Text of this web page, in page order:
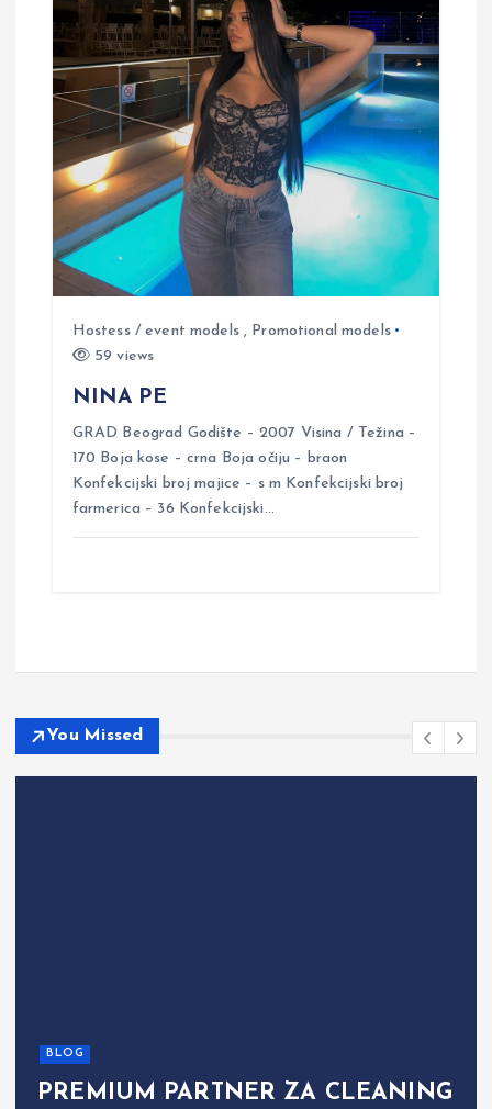
Hostess / event models, Promotional models
59 views
NINA PE
GRAD Beograd Godište – 2007 Visina / Težina –
170 Boja kose – crna Boja očiju – braon
Konfekcijski broj majice – s m Konfekcijski broj
farmerica – 36 Konfekcijski…
You Missed
BLOG
PREMIUM PARTNER ZA FACILITY